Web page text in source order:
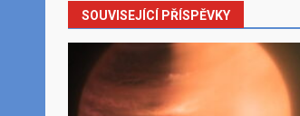
SOUVISEJÍCÍ PŘÍSPĚVKY